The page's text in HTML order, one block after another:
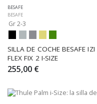
BESAFE
BESAFE
Gr 2-3
SILLA DE COCHE BESAFE IZI
FLEX FIX 2 I-SIZE
255,00 €